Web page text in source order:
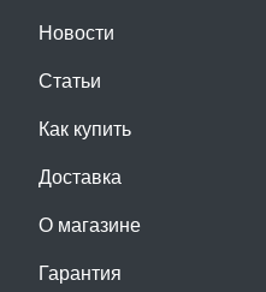
Новости
Статьи
Как купить
Доставка
О магазине
Гарантия